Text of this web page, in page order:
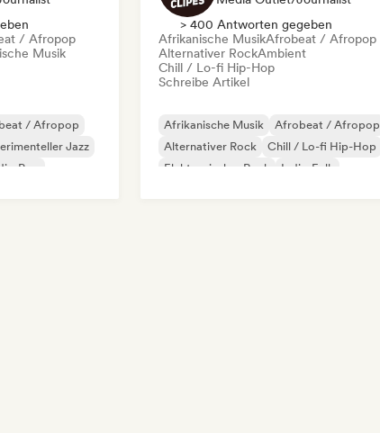
/ Afropop
Musik
/ Afropop
Jazz
Pop
> 400 Antworten gegeben
Afrikanische MusikAfrobeat / Afropop
Alternativer RockAmbient
Chill / Lo-fi Hip-Hop
Schreibe Artikel
Afrikanische Musik
Afrobeat / Afropop
Alternativer Rock
Chill / Lo-fi Hip-Hop
Elektronischer Rock
Indie-Folk